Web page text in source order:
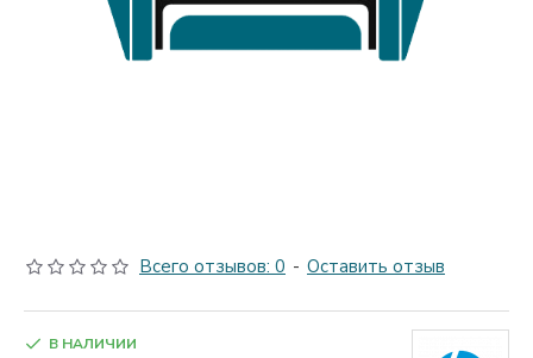
Всего отзывов: 0 - Оставить отзыв
В НАЛИЧИИ